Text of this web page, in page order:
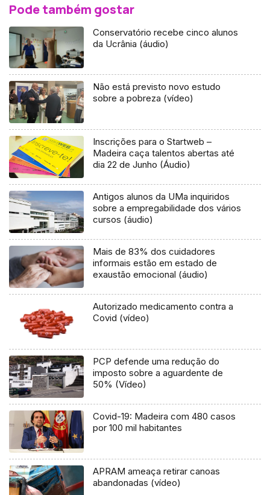
Pode também gostar
Conservatório recebe cinco alunos
da Ucrânia (áudio)
Não está previsto novo estudo
sobre a pobreza (vídeo)
Inscrições para o Startweb –
Madeira caça talentos abertas até
dia 22 de Junho (Áudio)
Antigos alunos da UMa inquiridos
sobre a empregabilidade dos vários
cursos (áudio)
Mais de 83% dos cuidadores
informais estão em estado de
exaustão emocional (áudio)
Autorizado medicamento contra a
Covid (vídeo)
PCP defende uma redução do
imposto sobre a aguardente de
50% (Vídeo)
Covid-19: Madeira com 480 casos
por 100 mil habitantes
APRAM ameaça retirar canoas
abandonadas (vídeo)